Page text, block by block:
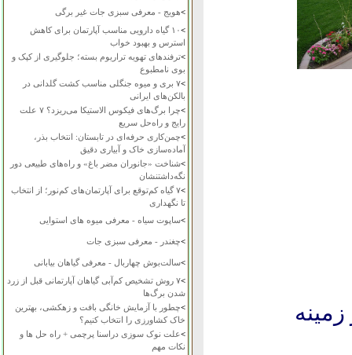
>هویج - معرفی سبزی جات غیر برگی
>
۱۰ گیاه دارویی مناسب آپارتمان برای کاهش
استرس و بهبود خواب
>ترفندهای تهویه تراریوم بسته؛ جلوگیری از کپک و
بوی نامطبوع
>
۷ بری و میوه جنگلی مناسب کشت گلدانی در
بالکن‌های ایرانی
>
چرا برگ‌های فیکوس الاستیکا می‌ریزد؟ ۷ علت
رایج و راه‌حل سریع
>چمن‌کاری حرفه‌ای در تابستان: انتخاب بذر،
آماده‌سازی خاک و آبیاری دقیق
>شناخت «جانوران مضر باغ» و راه‌های طبیعی دور
نگه‌داشتنشان
>
۷ گیاه کم‌توقع برای آپارتمان‌های کم‌نور؛ از انتخاب
تا نگهداری
>ساپوت سیاه - معرفی میوه های استوایی
>چغندر - معرفی سبزی جات
>سالت‌بوش چهاربال - معرفی گیاهان بیابانی
>
۷ روش تشخیص کم‌آبی گیاهان آپارتمانی قبل از زرد
شدن برگ‌ها
>چطور با آزمایش خانگی بافت و زهکشی، بهترین
خاک کشاورزی را انتخاب کنیم؟
>علت نوک سوزی دراسنا پرچمی + راه حل ها و
نکات مهم